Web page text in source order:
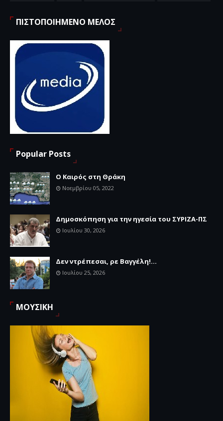
ΠΙΣΤΟΠΟΙΗΜΕΝΟ ΜΕΛΟΣ
Popular Posts
Ο Καιρός στη Θράκη
Νοεμβρίου 05, 2022
Δημοσκόπηση για την ηγεσία του ΣΥΡΙΖΑ-ΠΣ
Ιουλίου 30, 2026
Δεν ντρέπεσαι, ρε Βαγγέλη!...
Ιουλίου 25, 2026
ΜΟΥΣΙΚΗ